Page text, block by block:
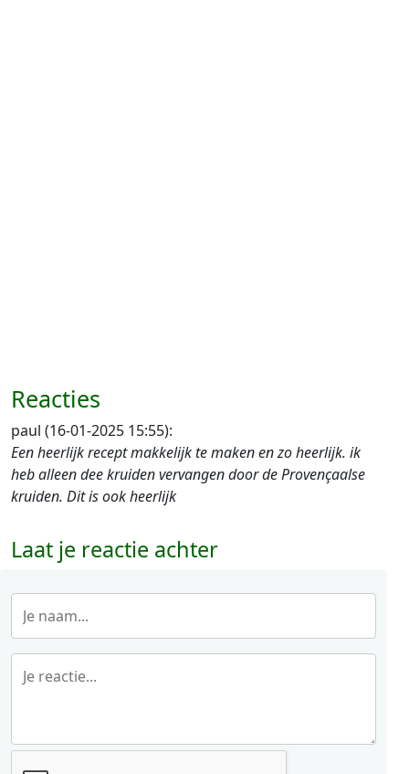
Reacties
paul (16-01-2025 15:55):
Een heerlijk recept makkelijk te maken en zo heerlijk. ik
heb alleen dee kruiden vervangen door de Provençaalse
kruiden. Dit is ook heerlijk
Laat je reactie achter